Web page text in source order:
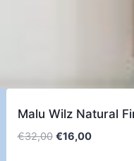
Malu Wilz Natural
€32,00 Ursprünglicher
€16,00Aktueller